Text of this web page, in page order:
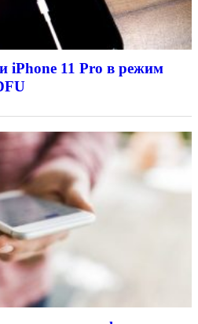
iPhone 11 Pro в режим